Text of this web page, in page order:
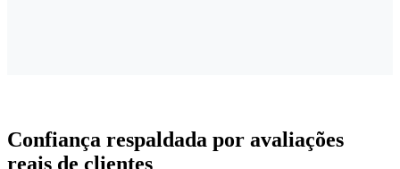
Confiança respaldada por avaliações
reais de clientes